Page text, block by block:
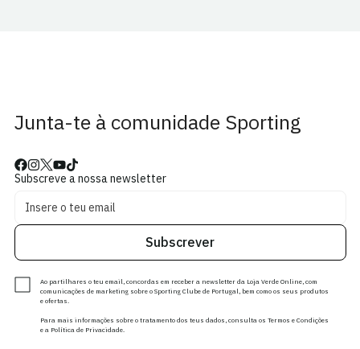
Junta-te à comunidade Sporting
Subscreve a nossa newsletter
Subscrever
Ao partilhares o teu email, concordas em receber a newsletter da Loja Verde Online, com
comunicações de marketing sobre o Sporting Clube de Portugal, bem como os seus produtos
e ofertas.
Para mais informações sobre o tratamento dos teus dados, consulta os Termos e Condições
e a Política de Privacidade.